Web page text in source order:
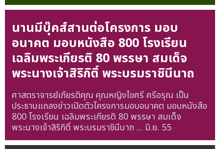
นานมีบุ๊คส์สานต่อโครงการ มอบ
อนาคต มอบหนังสือ 800 โรงเรียน
เฉลิมพระเกียรติ 80 พรรษา สมเด็จ
พระนางเจ้าสิริกิติ์ พระบรมราชินีนาถ
ศาสตราจารย์เกียรติคุณ คุณหญิงไขศรี ศรีอรุณ เป็น
ประธานแถลงข่าวเปิดตัวโครงการมอบอนาคต มอบหนังสือ
800 โรงเรียน เฉลิมพระเกียรติ 80 พรรษา สมเด็จ
พระนางเจ้าสิริกิติ์ พระบรมราชินีนาถ ... มิ.ย. 55